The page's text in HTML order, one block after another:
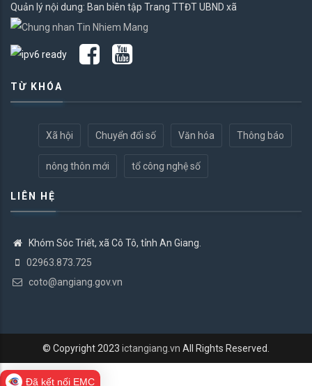
Quản lý nội dung: Ban biên tập Trang TTĐT UBND xã
TỪ KHÓA
Xã hội Chuyển đổi số Văn hóa Thông báo
nông thôn mới tổ công nghệ số
LIÊN HỆ
Khóm Sóc Triết, xã Cô Tô, tỉnh An Giang.
02963.873.725
coto@angiang.gov.vn
© Copyright 2023 ictangiang.vn All Rights Reserved.
Đã kết nối EMC